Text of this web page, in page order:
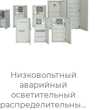
Низковольтный
аварийный
осветительный
распределительный